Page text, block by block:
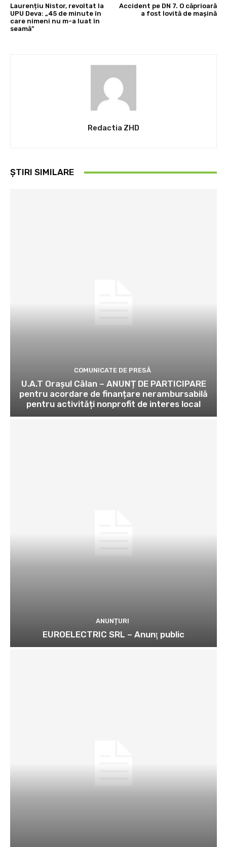
Laurențiu Nistor, revoltat la
UPU Deva: „45 de minute în
care nimeni nu m-a luat în
seamă”
Accident pe DN 7. O căprioară
a fost lovită de mașină
Redactia ZHD
ȘTIRI SIMILARE
COMUNICATE DE PRESĂ
U.A.T Orașul Călan – ANUNȚ DE PARTICIPARE
pentru acordare de finanțare nerambursabilă
pentru activități nonprofit de interes local
ANUNȚURI
EUROELECTRIC SRL – Anunţ public